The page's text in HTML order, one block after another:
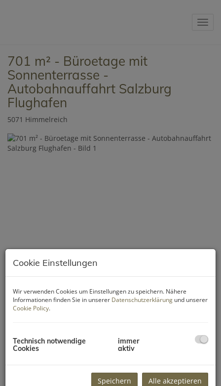
701 m² - Büroetage mit
Sonnenterrasse -
Autobahnauffahrt Salzburg
Flughafen
5071 Himmelreich
Cookie Einstellungen
Wir verwenden Cookies um Einstellungen zu speichern. Nähere
Informationen finden Sie in unserer Datenschutzerklärung und unserer
Cookie Policy.
Technisch notwendige
Cookies
immer
aktiv
Speichern Alle akzeptieren